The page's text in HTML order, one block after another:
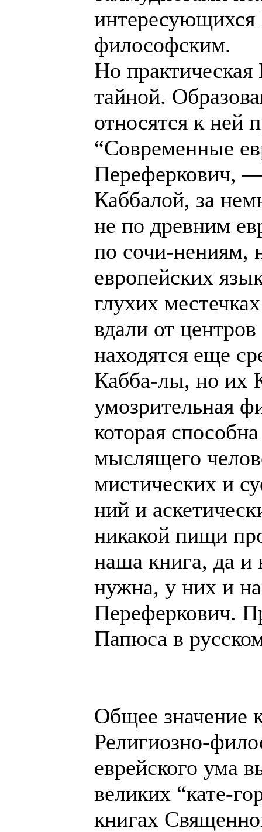
интересующихся
философским.
Но практическая
тайной.
относятся к ней
“Современные
Переферкович, —
Каббалой, за
не по древним
по сочи-нениям,
европейских
глухих
вдали от
находятся еще
Кабба-лы, но их
умозрительная
которая
мыслящего
мистических и
ний и
никакой пищи
наша книга, да и
нужна, у них и
Переферкович.
Папюса в
Общее значение
Религиозно-
еврейского ума
великих “кате-
книгах